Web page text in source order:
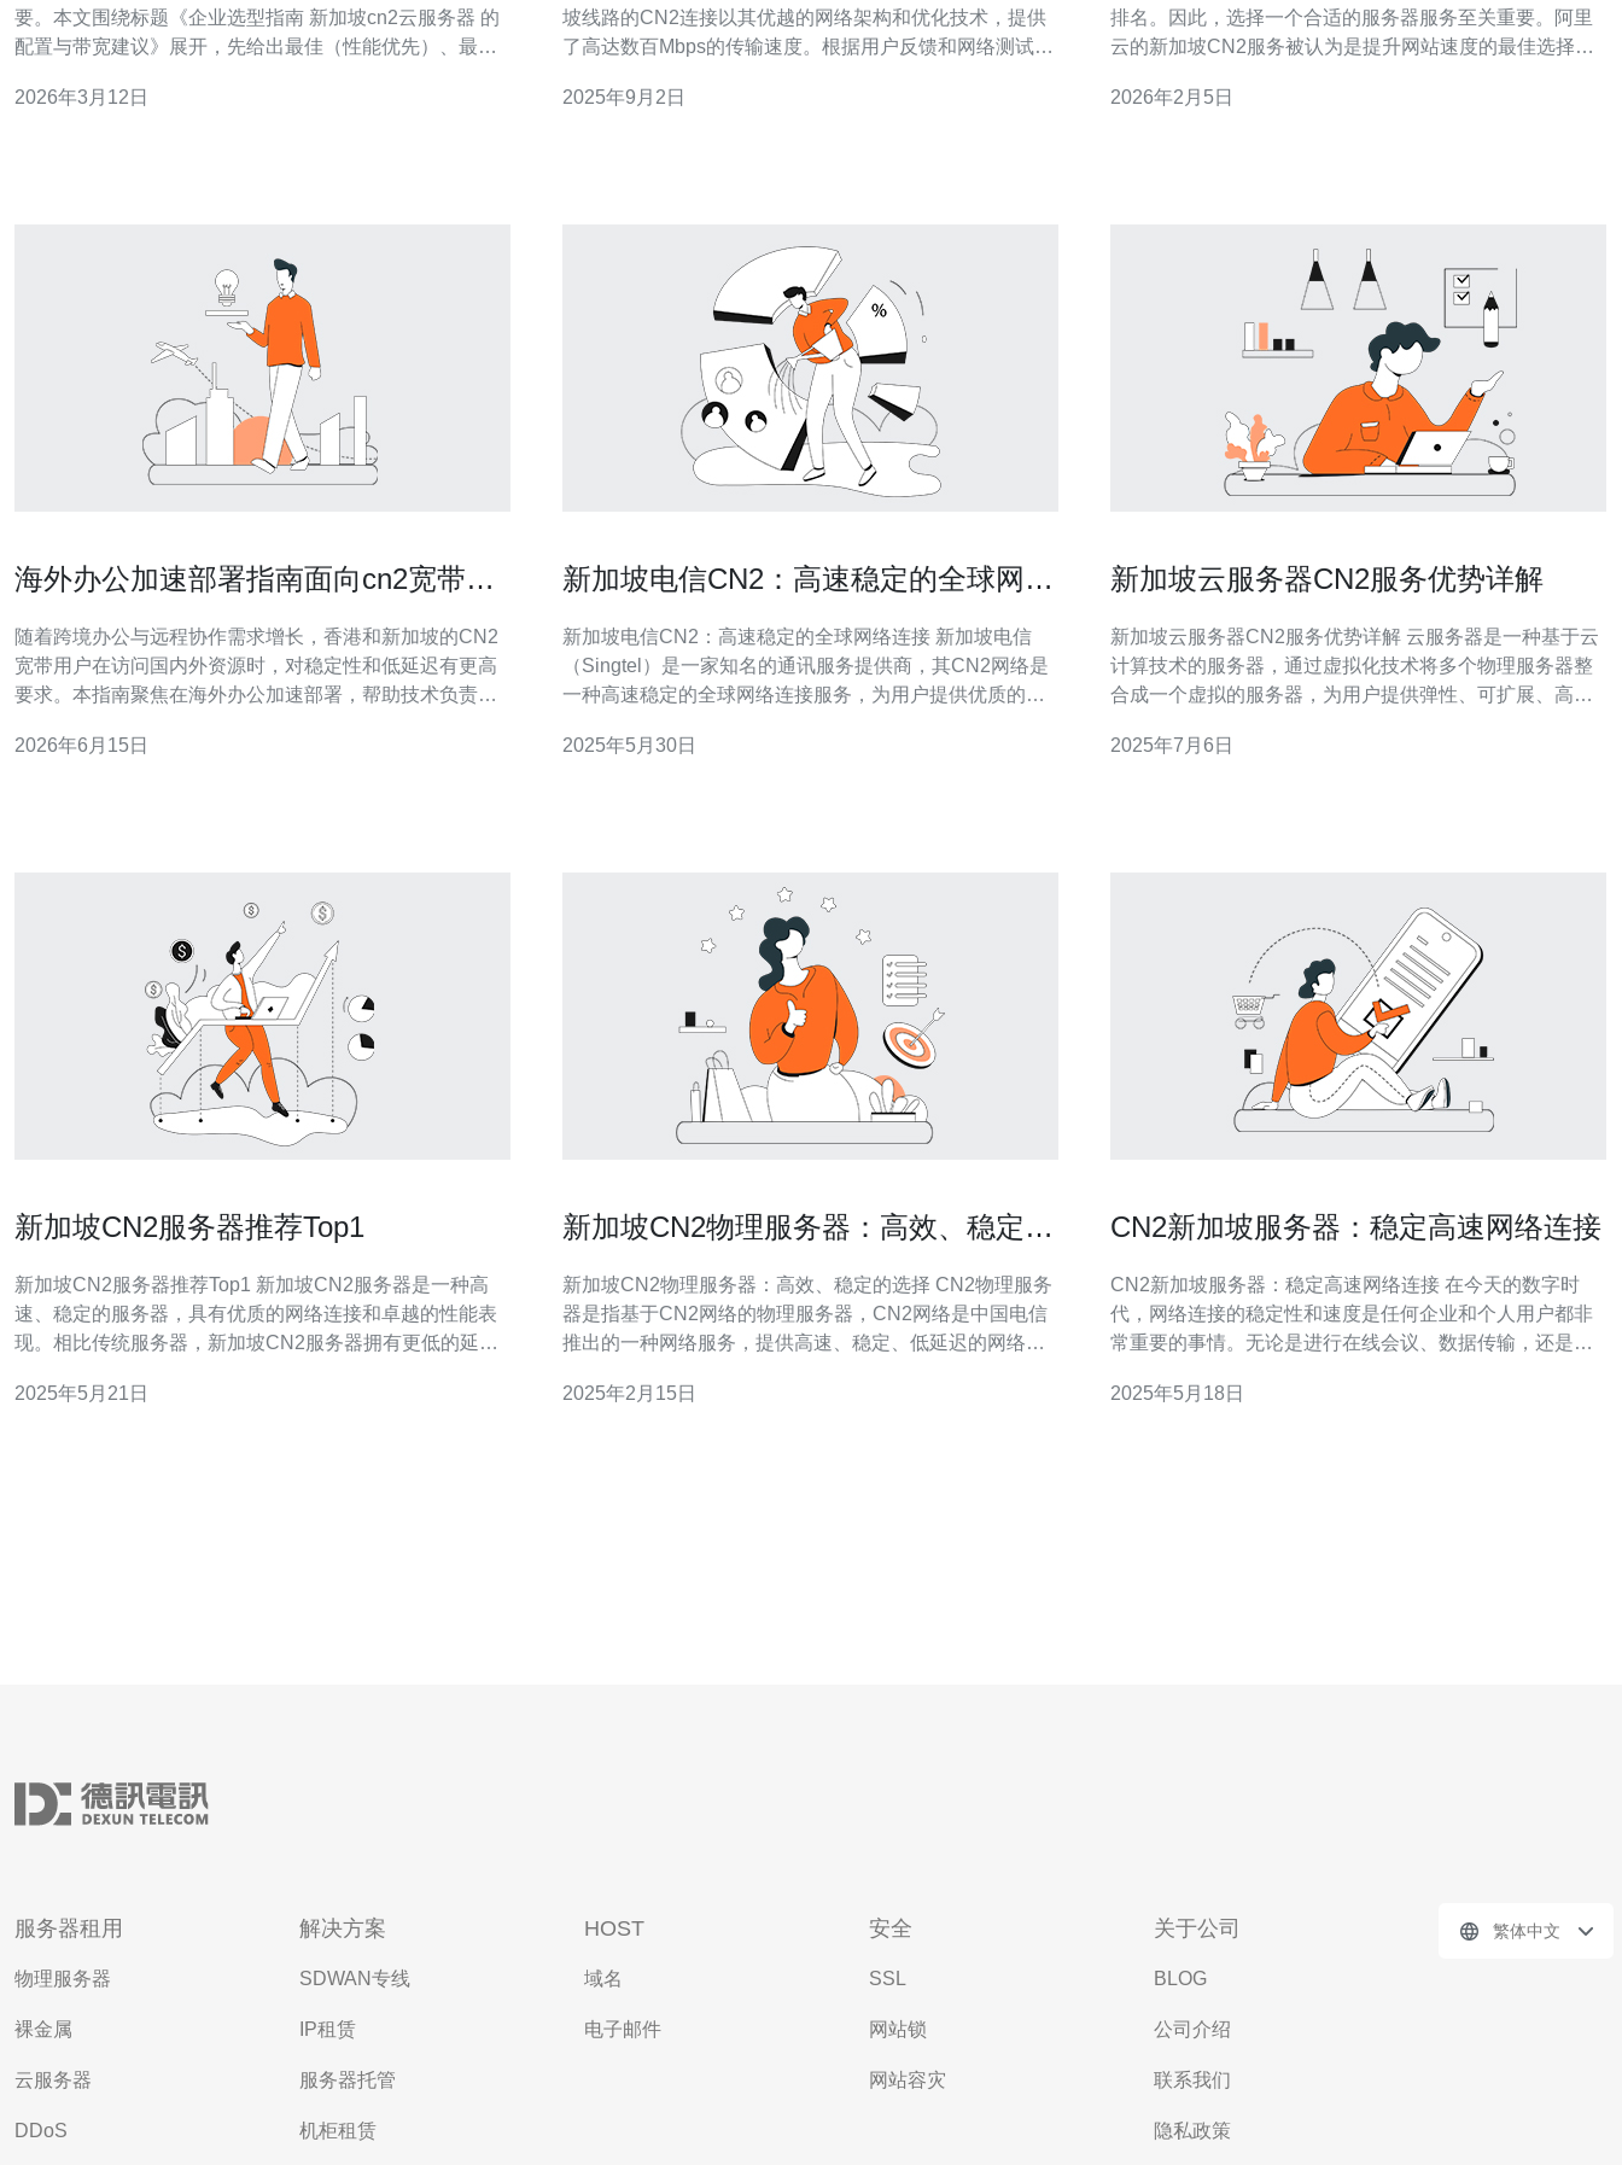
要。本文围绕标题《企业选型指南 新加坡cn2云服务器 的
配置与带宽建议》展开，先给出最佳（性能优先）、最好
后文深入评测适合不同业务场景的硬件配置、网络带宽、
2026年3月12日
坡线路的CN2连接以其优越的网络架构和优化技术，提供
了高达数百Mbps的传输速度。根据用户反馈和网络测试，
其是在跨国访问时，用户体验显著提升。特别是访问东南
2025年9月2日
排名。因此，选择一个合适的服务器服务至关重要。阿里
云的新加坡CN2服务被认为是提升网站速度的最佳选择之
理，成为了许多企业和开发者的首选。本文将深入探讨如
2026年2月5日
海外办公加速部署指南面向cn2宽带香
随着跨境办公与远程协作需求增长，香港和新加坡的CN2
宽带用户在访问国内外资源时，对稳定性和低延迟有更高
要求。本指南聚焦在海外办公加速部署，帮助技术负责人
步是明确业务场景和访问路径。针对办公软件、SaaS云端
2026年6月15日
新加坡电信CN2：高速稳定的全球网络
新加坡电信CN2：高速稳定的全球网络连接 新加坡电信
（Singtel）是一家知名的通讯服务提供商，其CN2网络是
一种高速稳定的全球网络连接服务，为用户提供优质的网
速、稳定的网络连接，保障用户在全球范围内的通讯和数
2025年5月30日
新加坡云服务器CN2服务优势详解
新加坡云服务器CN2服务优势详解 云服务器是一种基于云
计算技术的服务器，通过虚拟化技术将多个物理服务器整
合成一个虚拟的服务器，为用户提供弹性、可扩展、高可
络服务，为用户提供更快速、更稳定的互联网连接。 新加
2025年7月6日
新加坡CN2服务器推荐Top1
新加坡CN2服务器推荐Top1 新加坡CN2服务器是一种高
速、稳定的服务器，具有优质的网络连接和卓越的性能表
现。相比传统服务器，新加坡CN2服务器拥有更低的延迟
用户。 新加坡CN2服务器的优势主要体现在以下几个方
2025年5月21日
新加坡CN2物理服务器：高效、稳定的
新加坡CN2物理服务器：高效、稳定的选择 CN2物理服务
器是指基于CN2网络的物理服务器，CN2网络是中国电信
推出的一种网络服务，提供高速、稳定、低延迟的网络连
置和先进的网络基础设施，成为了许多企业选择托管服务
2025年2月15日
CN2新加坡服务器：稳定高速网络连接
CN2新加坡服务器：稳定高速网络连接 在今天的数字时
代，网络连接的稳定性和速度是任何企业和个人用户都非
常重要的事情。无论是进行在线会议、数据传输，还是网
户体验。而CN2新加坡服务器正是为了满足用户对高速稳
2025年5月18日
服务器租用
物理服务器
裸金属
云服务器
DDoS
解决方案
SDWAN专线
IP租赁
服务器托管
机柜租赁
HOST
域名
电子邮件
安全
SSL
网站锁
网站容灾
关于公司
BLOG
公司介绍
联系我们
隐私政策
繁体中文